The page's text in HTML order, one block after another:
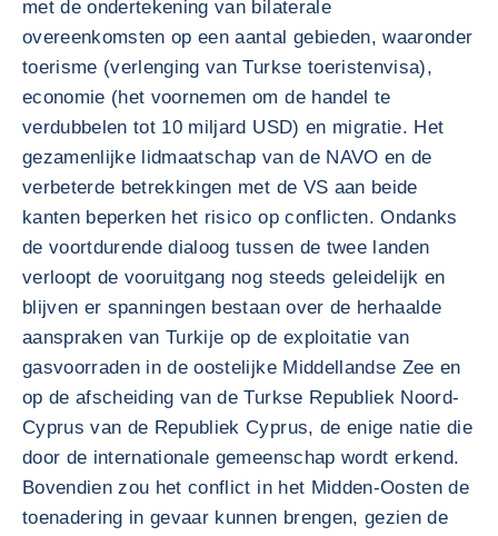
met de ondertekening van bilaterale
overeenkomsten op een aantal gebieden, waaronder
toerisme (verlenging van Turkse toeristenvisa),
economie (het voornemen om de handel te
verdubbelen tot 10 miljard USD) en migratie. Het
gezamenlijke lidmaatschap van de NAVO en de
verbeterde betrekkingen met de VS aan beide
kanten beperken het risico op conflicten. Ondanks
de voortdurende dialoog tussen de twee landen
verloopt de vooruitgang nog steeds geleidelijk en
blijven er spanningen bestaan over de herhaalde
aanspraken van Turkije op de exploitatie van
gasvoorraden in de oostelijke Middellandse Zee en
op de afscheiding van de Turkse Republiek Noord-
Cyprus van de Republiek Cyprus, de enige natie die
door de internationale gemeenschap wordt erkend.
Bovendien zou het conflict in het Midden-Oosten de
toenadering in gevaar kunnen brengen, gezien de